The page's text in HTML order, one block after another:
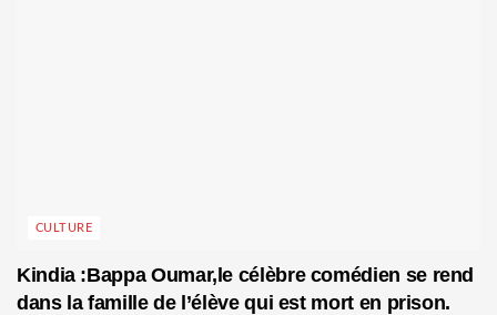
CULTURE
Kindia :Bappa Oumar,le célèbre comédien se rend
dans la famille de l’élève qui est mort en prison.